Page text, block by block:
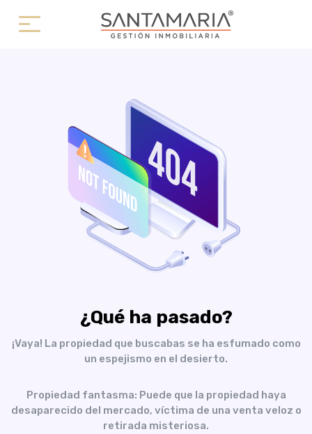
¿Qué ha pasado?
¡Vaya! La propiedad que buscabas se ha esfumado como
un espejismo en el desierto.
Propiedad fantasma: Puede que la propiedad haya
desaparecido del mercado, víctima de una venta veloz o
retirada misteriosa.